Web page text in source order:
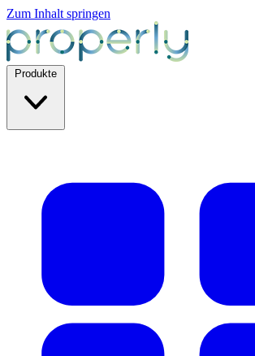
Zum Inhalt springen